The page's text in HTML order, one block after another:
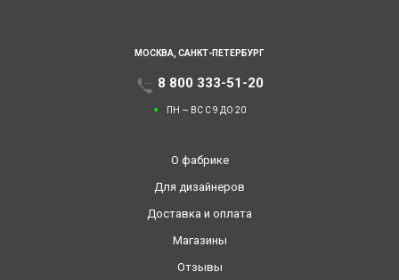
МОСКВА, САНКТ-ПЕТЕРБУРГ
8 800 333-51-20
ПН — ВС С 9 ДО 20
О фабрике
Для дизайнеров
Доставка и оплата
Магазины
Отзывы